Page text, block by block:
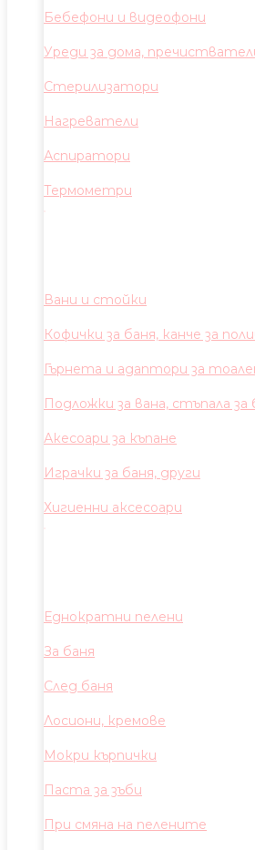
Бебефони и видеофони
Уреди за дома,
Стерилизатори
Нагреватели
Аспиратори
Термометри
Вани и стойки
Кофички за баня, канче за
Гърнета и адаптори за
Подложки за вана, стъпала за
Акесоари за къпане
Играчки за баня, други
Хигиенни аксесоари
Еднократни пелени
За баня
След баня
Лосиони, кремове
Мокри кърпички
Паста за зъби
При смяна на пелените